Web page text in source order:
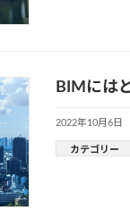
BIMには
2022年10月6日
カテゴリー